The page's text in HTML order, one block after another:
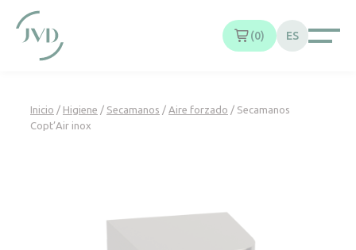
0 ES
Inicio / Higiene / Secamanos / Aire forzado / Secamanos
Copt’Air inox
Panel de gestión de cookies